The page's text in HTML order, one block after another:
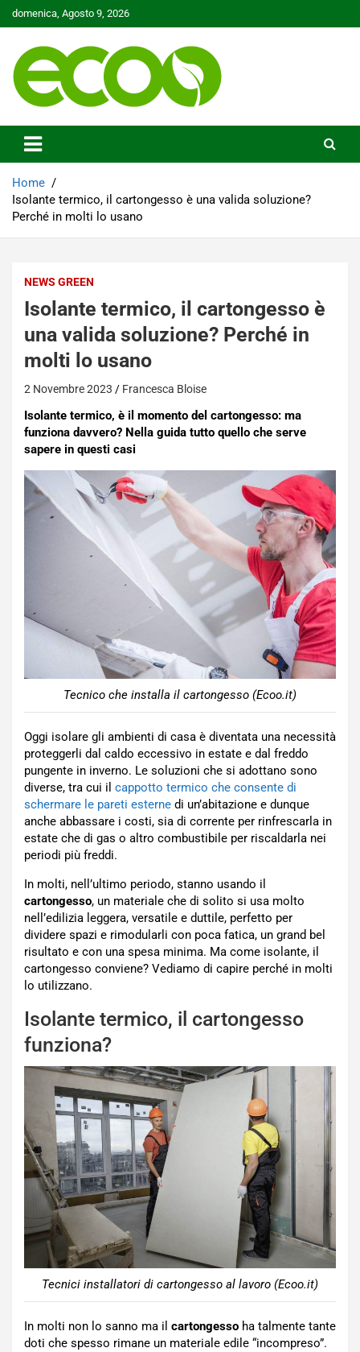
Skip
to
domenica, Agosto 9, 2026
Ecoo.it
Home
Isolante termico, il cartongesso è una valida soluzione?
Perché in molti lo usano
NEWS GREEN
Isolante termico, il cartongesso è
una valida soluzione? Perché in
molti lo usano
2 Novembre 2023 Francesca Bloise
Isolante termico, è il momento del cartongesso: ma
funziona davvero? Nella guida tutto quello che serve
sapere in questi casi
Tecnico che installa il cartongesso (Ecoo.it)
Oggi isolare gli ambienti di casa è diventata una necessità
proteggerli dal caldo eccessivo in estate e dal freddo
pungente in inverno. Le soluzioni che si adottano sono
diverse, tra cui il cappotto termico che consente di
schermare le pareti esterne di un’abitazione e dunque
anche abbassare i costi, sia di corrente per rinfrescarla in
estate che di gas o altro combustibile per riscaldarla nei
periodi più freddi.
In molti, nell’ultimo periodo, stanno usando il
cartongesso, un materiale che di solito si usa molto
nell’edilizia leggera, versatile e duttile, perfetto per
dividere spazi e rimodularli con poca fatica, un grand bel
risultato e con una spesa minima. Ma come isolante, il
cartongesso conviene? Vediamo di capire perché in molti
lo utilizzano.
Isolante termico, il cartongesso
funziona?
Tecnici installatori di cartongesso al lavoro (Ecoo.it)
In molti non lo sanno ma il cartongesso ha talmente tante
doti che spesso rimane un materiale edile “incompreso”.